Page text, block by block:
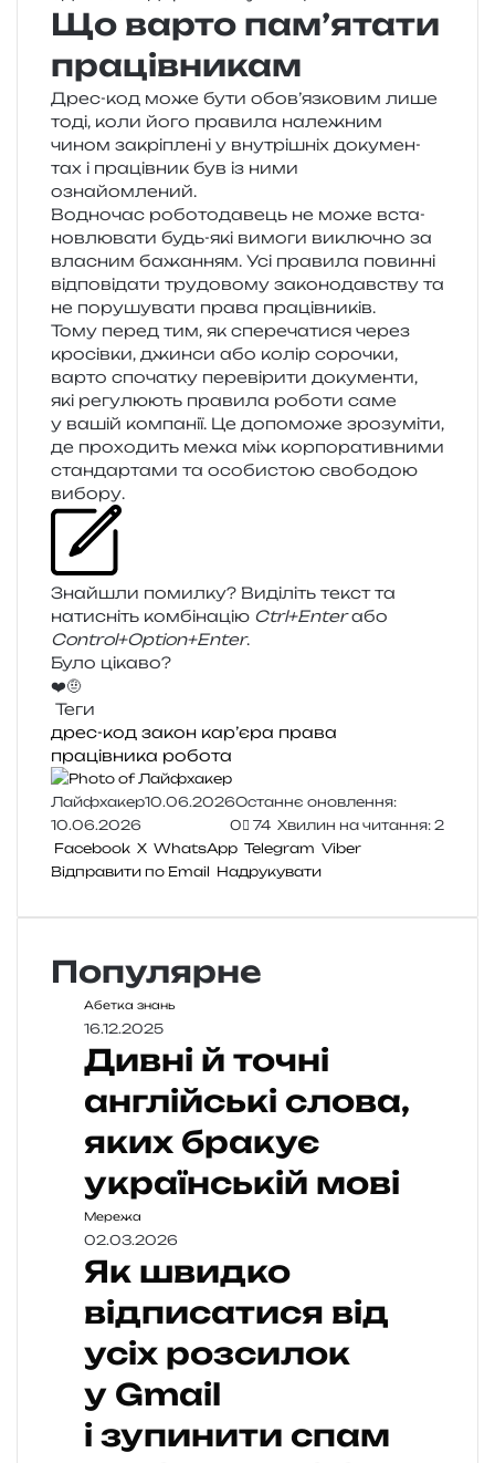
Що варто пам’ятати
працівникам
Дрес-код може бути обов’язковим лише
тоді, коли його пра­ви­ла нале­жним
чином закрі­пле­ні у вну­трі­шніх доку­мен­
тах і пра­ців­ник був із ними
ознайомлений.
Водночас робо­то­да­вець не може вста­
нов­лю­ва­ти будь-які вимо­ги виклю­чно за
вла­сним бажа­н­ням. Усі пра­ви­ла повин­ні
від­по­від­а­ти тру­до­во­му зако­но­дав­ству та
не пору­шу­ва­ти права працівників.
Тому перед тим, як спе­ре­ча­ти­ся через
кро­сів­ки, джин­си або колір соро­чки,
варто спо­ча­тку пере­ві­ри­ти доку­мен­ти,
які регу­лю­ють пра­ви­ла робо­ти саме
у вашій ком­па­нії. Це допо­мо­же зро­зу­мі­ти,
де про­хо­дить межа між кор­по­ра­тив­ни­ми
стан­дар­та­ми та осо­би­стою сво­бо­дою
вибору.
Знайшли помил­ку? Виділіть текст та
нати­сніть ком­бі­на­цію Ctrl+Enterабо
Control+Option+Enter.
Було цікаво?
❤️🤨
Теги
дрес-код закон кар’єра права
працівника робота
Лайфхакер10.06.2026Останнє оновлення:
10.06.2026
0 74 Хвилин на читання: 2
Facebook X WhatsApp Telegram Viber
Відправити по Email Надрукувати
Популярне
Абетка знань
16.12.2025
Дивні й точні
англійські слова,
яких бракує
українській мові
Мережа
02.03.2026
Як швидко
відписатися від
усіх розсилок
у Gmail
і зупинити спам